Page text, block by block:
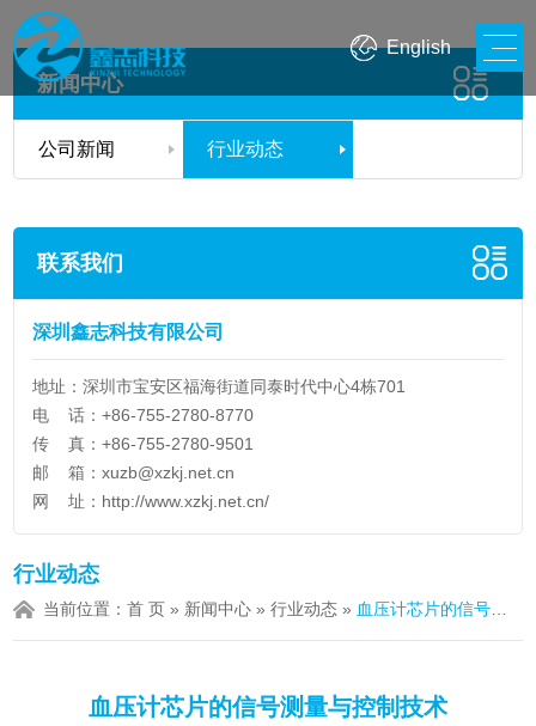
English
新闻中心
公司新闻 行业动态
联系我们
深圳鑫志科技有限公司
地址：深圳市宝安区福海街道同泰时代中心4栋701
电 话：+86-755-2780-8770
传 真：+86-755-2780-9501
邮 箱：xuzb@xzkj.net.cn
网 址： http://www.xzkj.net.cn/
行业动态
当前位置：首 页 » 新闻中心 »行业动态 » 血压计芯片的信号测量与控制技术
血压计芯片的信号测量与控制技术